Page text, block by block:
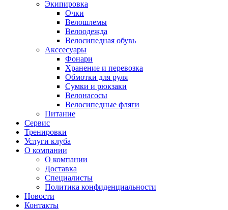
Экипировка
Очки
Велошлемы
Велоодежда
Велосипедная обувь
Акссесуары
Фонари
Хранение и перевозка
Обмотки для руля
Сумки и рюкзаки
Велонасосы
Велосипедные фляги
Питание
Сервис
Тренировки
Услуги клуба
О компании
О компании
Доставка
Специалисты
Политика конфиденциальности
Новости
Контакты